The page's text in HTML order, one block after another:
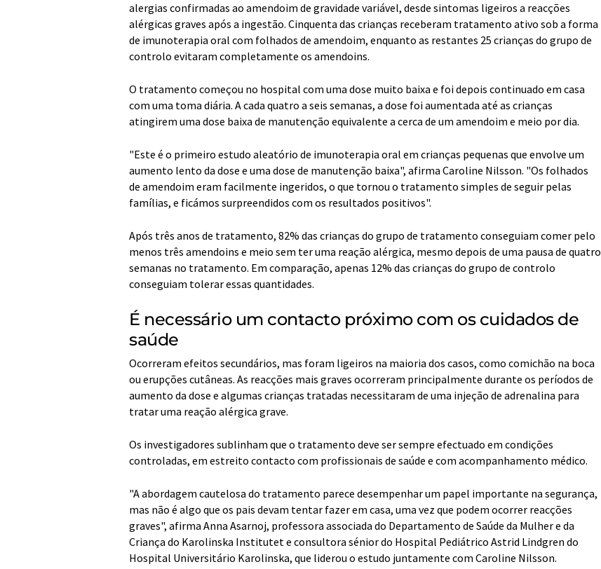
alergias confirmadas ao amendoim de gravidade variável, desde sintomas ligeiros a reacções
alérgicas graves após a ingestão. Cinquenta das crianças receberam tratamento ativo sob a forma
de imunoterapia oral com folhados de amendoim, enquanto as restantes 25 crianças do grupo de
controlo evitaram completamente os amendoins.
O tratamento começou no hospital com uma dose muito baixa e foi depois continuado em casa
com uma toma diária. A cada quatro a seis semanas, a dose foi aumentada até as crianças
atingirem uma dose baixa de manutenção equivalente a cerca de um amendoim e meio por dia.
"Este é o primeiro estudo aleatório de imunoterapia oral em crianças pequenas que envolve um
aumento lento da dose e uma dose de manutenção baixa", afirma Caroline Nilsson. "Os folhados
de amendoim eram facilmente ingeridos, o que tornou o tratamento simples de seguir pelas
famílias, e ficámos surpreendidos com os resultados positivos".
Após três anos de tratamento, 82% das crianças do grupo de tratamento conseguiam comer pelo
menos três amendoins e meio sem ter uma reação alérgica, mesmo depois de uma pausa de quatro
semanas no tratamento. Em comparação, apenas 12% das crianças do grupo de controlo
conseguiam tolerar essas quantidades.
É necessário um contacto próximo com os cuidados de
saúde
Ocorreram efeitos secundários, mas foram ligeiros na maioria dos casos, como comichão na boca
ou erupções cutâneas. As reacções mais graves ocorreram principalmente durante os períodos de
aumento da dose e algumas crianças tratadas necessitaram de uma injeção de adrenalina para
tratar uma reação alérgica grave.
Os investigadores sublinham que o tratamento deve ser sempre efectuado em condições
controladas, em estreito contacto com profissionais de saúde e com acompanhamento médico.
"A abordagem cautelosa do tratamento parece desempenhar um papel importante na segurança,
mas não é algo que os pais devam tentar fazer em casa, uma vez que podem ocorrer reacções
graves", afirma Anna Asarnoj, professora associada do Departamento de Saúde da Mulher e da
Criança do Karolinska Institutet e consultora sénior do Hospital Pediátrico Astrid Lindgren do
Hospital Universitário Karolinska, que liderou o estudo juntamente com Caroline Nilsson.